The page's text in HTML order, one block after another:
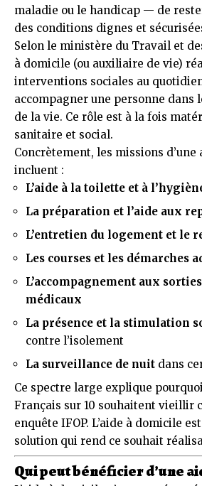
maladie ou le handicap — de
des conditions dignes et
Selon le ministère du Travail et
à domicile (ou auxiliaire de vie)
interventions sociales au
accompagner une personne dans
de la vie. Ce rôle est à la fois
sanitaire et social.
Concrètement, les missions
incluent :
L’aide à la toilette et à
La préparation et l’aide aux
L’entretien du logement et le
Les courses et les démarches
L’accompagnement aux
médicaux
La présence et la stimulation
contre l’isolement
La surveillance de nuit dans
Ce spectre large explique
Français sur 10 souhaitent vieillir
enquête IFOP. L’aide à domicile
solution qui rend ce souhait
Qui peut bénéficier d’une